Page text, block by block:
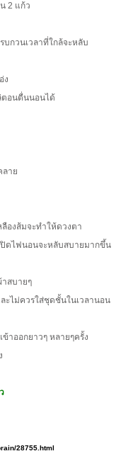
2 แก้ว
บกวนเวลาที่ใกล้จะหลับ
ง
ตอนตื่นนอนได้
ลาย
องส้มจะทำให้ดวงตา
ดไฟนอนจะหลับสบายมากขึ้น
าสบายๆ
ะไม่ควรใส่ชุดชั้นในเวลานอน
าออกยาวๆ หลายๆครั้ง
28755.html